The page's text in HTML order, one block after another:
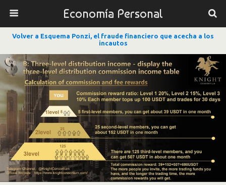
Economía Personal
Volver a Esquema Ponzi, el fraude financiero que acecha a los
incautos